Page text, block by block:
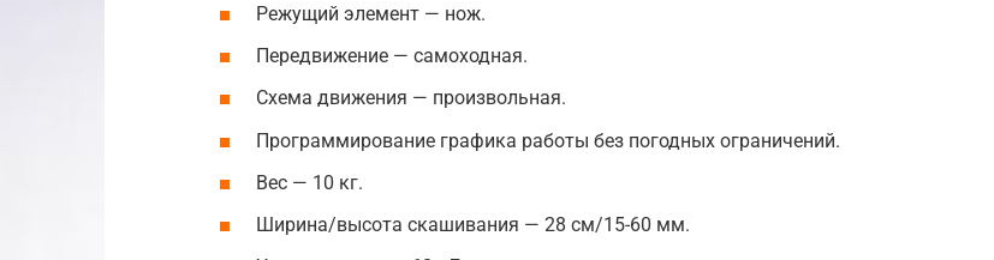
Режущий элемент — нож.
Передвижение — самоходная.
Схема движения — произвольная.
Программирование графика работы без погодных ограничений.
Вес — 10 кг.
Ширина/высота скашивания — 28 см/15-60 мм.